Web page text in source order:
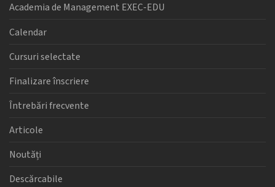
Academia de Management EXEC-EDU
Calendar
Cursuri selectate
Finalizare înscriere
Întrebări frecvente
Articole
Noutăți
Descărcabile